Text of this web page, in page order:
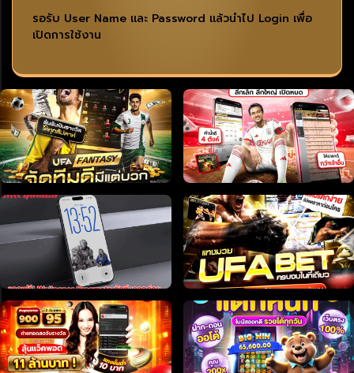
รอรับ User Name และ Password แล้วนำไป Login เพื่อ
เปิดการใช้งาน